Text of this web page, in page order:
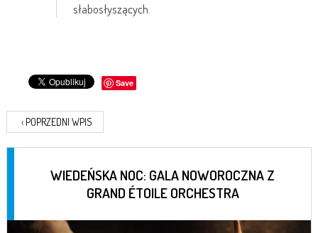
słabosłyszących.
Save
‹ POPRZEDNI WPIS
WIEDEŃSKA NOC: GALA NOWOROCZNA Z
GRAND ÉTOILE ORCHESTRA